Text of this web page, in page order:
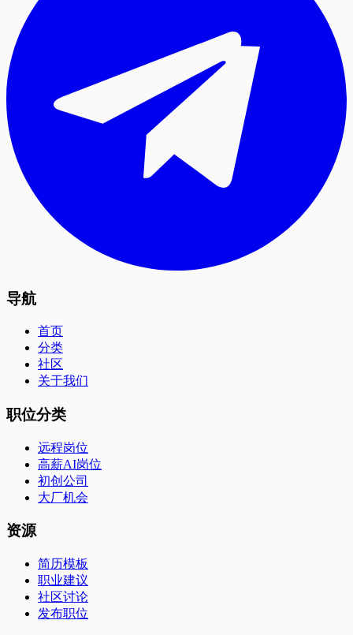
导航
首页
分类
社区
关于我们
职位分类
远程岗位
高薪AI岗位
初创公司
大厂机会
资源
简历模板
职业建议
社区讨论
发布职位